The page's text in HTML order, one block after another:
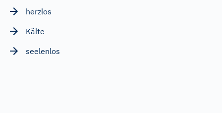
herzlos
Kälte
seelenlos